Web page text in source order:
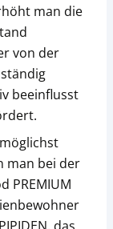
man die
von der
beeinflusst
man bei der
PREMIUM